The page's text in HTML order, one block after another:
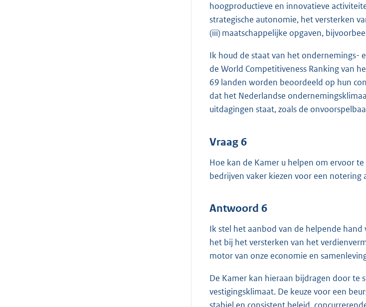
hoogproductieve en innovatieve
strategische autonomie, het versterken
(iii) maatschappelijke opgaven,
Ik houd de staat van het ondernemings-
de World Competitiveness Ranking van
69 landen worden beoordeeld op hun
dat het Nederlandse
uitdagingen staat, zoals de
Vraag 6
Hoe kan de Kamer u helpen om ervoor
bedrijven vaker kiezen voor een notering
Antwoord 6
Ik stel het aanbod van de helpende
het bij het versterken van het
motor van onze economie en
De Kamer kan hieraan bijdragen door te
vestigingsklimaat. De keuze voor een